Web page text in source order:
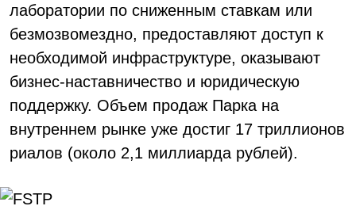
лаборатории по сниженным ставкам или
безмозвомездно, предоставляют доступ к
необходимой инфраструктуре, оказывают
бизнес-наставничество и юридическую
поддержку. Объем продаж Парка на
внутреннем рынке уже достиг 17 триллионов
риалов (около 2,1 миллиарда рублей).